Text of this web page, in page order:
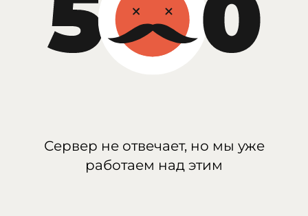
Сервер не отвечает, но мы уже
работаем над этим